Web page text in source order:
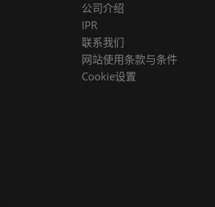
公司介绍
IPR
联系我们
网站使用条款与条件
Cookie设置